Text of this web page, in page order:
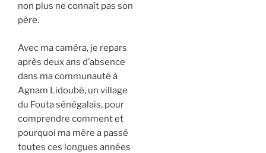
non plus ne connaît pas son
père.
Avec ma caméra, je repars
après deux ans d’absence
dans ma communauté à
Agnam Lidoubé, un village
du Fouta sénégalais, pour
comprendre comment et
pourquoi ma mère a passé
toutes ces longues années